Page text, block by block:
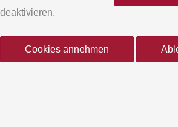
deaktivieren.
Cookies annehmen